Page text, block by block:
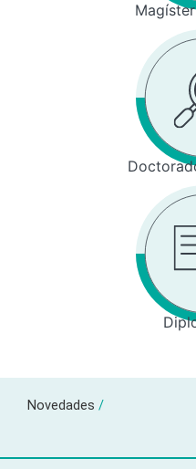
Novedades /